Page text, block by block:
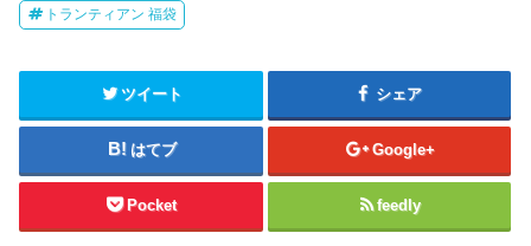
トランティアン 福袋
ツイート シェア
はてブ Google+
Pocket feedly